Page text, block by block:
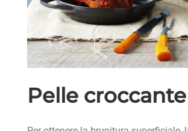
Pelle croccante